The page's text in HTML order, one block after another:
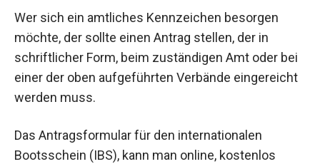
Wer sich ein amtliches Kennzeichen besorgen
möchte, der sollte einen Antrag stellen, der in
schriftlicher Form, beim zuständigen Amt oder bei
einer der oben aufgeführten Verbände eingereicht
werden muss.
Das Antragsformular für den internationalen
Bootsschein (IBS), kann man online, kostenlos